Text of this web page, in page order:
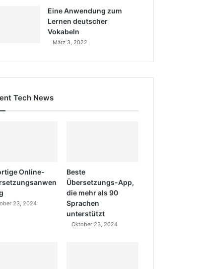
Eine Anwendung zum
Lernen deutscher
Vokabeln
März 3, 2022
Tech News
Online-
23, 2024
Beste
Übersetzungs-App,
die mehr als 90
Sprachen
unterstützt
Oktober 23, 2024